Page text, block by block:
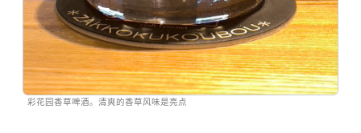
彩花园香草啤酒。清爽的香草风味是亮点